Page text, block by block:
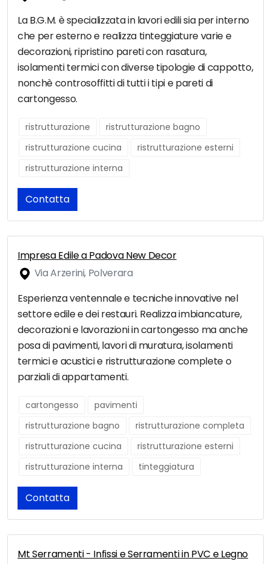
La B.G.M. è specializzata in lavori edili sia per interno
che per esterno e realizza tinteggiature varie e
decorazioni, ripristino pareti con rasatura,
isolamenti termici con diverse tipologie di cappotto,
nonchè controsoffitti di tutti i tipi e pareti di
cartongesso.
ristrutturazione
ristrutturazione bagno
ristrutturazione cucina
ristrutturazione esterni
ristrutturazione interna
Contatta
Impresa Edile a Padova New Decor
Via Arzerini, Polverara
Esperienza ventennale e tecniche innovative nel
settore edile e dei restauri. Realizza imbiancature,
decorazioni e lavorazioni in cartongesso ma anche
posa di pavimenti, lavori di muratura, isolamenti
termici e acustici e ristrutturazione complete o
parziali di appartamenti.
cartongesso
pavimenti
ristrutturazione bagno
ristrutturazione completa
ristrutturazione cucina
ristrutturazione esterni
ristrutturazione interna
tinteggiatura
Contatta
Mt Serramenti - Infissi e Serramenti in PVC e Legno